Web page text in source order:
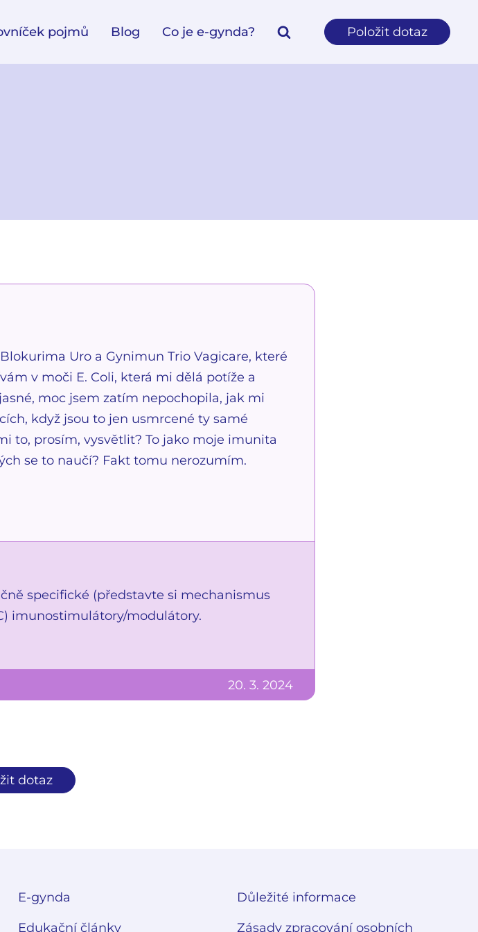
pojmů Blog Co je e-gynda? Položit dotaz
Uro a Gynimun Trio Vagicare, které
v moči E. Coli, která mi dělá potíže a
moc jsem zatím nepochopila, jak mi
když jsou to jen usmrcené ty samé
to, prosím, vysvětlit? To jako moje imunita
se to naučí? Fakt tomu nerozumím.
specifické (představte si mechanismus
imunostimulátory/modulátory.
20. 3. 2024
dotaz
E-gynda
Edukační články
Důležité informace
Zásady zpracování osobních